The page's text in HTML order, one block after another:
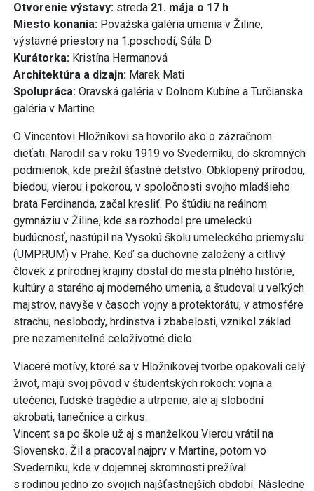
Otvorenie výstavy: streda 21. mája o 17 h
Miesto konania: Považská galéria umenia v Žiline,
výstavné priestory na 1.poschodí, Sála D
Kurátorka: Kristína Hermanová
Architektúra a dizajn: Marek Mati
Spolupráca: Oravská galéria v Dolnom Kubíne a Turčianska
galéria v Martine
O Vincentovi Hložníkovi sa hovorilo ako o zázračnom
dieťati. Narodil sa v roku 1919 vo Svederníku, do skromných
podmienok, kde prežil šťastné detstvo. Obklopený prírodou,
biedou, vierou i pokorou, v spoločnosti svojho mladšieho
brata Ferdinanda, začal kresliť. Po štúdiu na reálnom
gymnáziu v Žiline, kde sa rozhodol pre umeleckú
budúcnosť, nastúpil na Vysokú školu umeleckého priemyslu
(UMPRUM) v Prahe. Keď sa duchovne založený a citlivý
človek z prírodnej krajiny dostal do mesta plného histórie,
kultúry a starého aj moderného umenia, a študoval u veľkých
majstrov, navyše v časoch vojny a protektorátu, v atmosfére
strachu, neslobody, hrdinstva i zbabelosti, vznikol základ
pre nezameniteľné celoživotné dielo.
Viaceré motívy, ktoré sa v Hložníkovej tvorbe opakovali celý
život, majú svoj pôvod v študentských rokoch: vojna a
utečenci, ľudské tragédie a utrpenie, ale aj slobodní
akrobati, tanečnice a cirkus.
Vincent sa po škole už aj s manželkou Vierou vrátil na
Slovensko. Žil a pracoval najprv v Martine, potom vo
Svederníku, kde v dojemnej skromnosti prežíval
s rodinou jedno zo svojich najšťastnejších období. Následne